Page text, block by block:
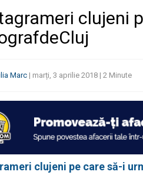
clujeni
Marc | marți, 3 aprilie 2018 | 2 Minute
clujeni pe care să-i